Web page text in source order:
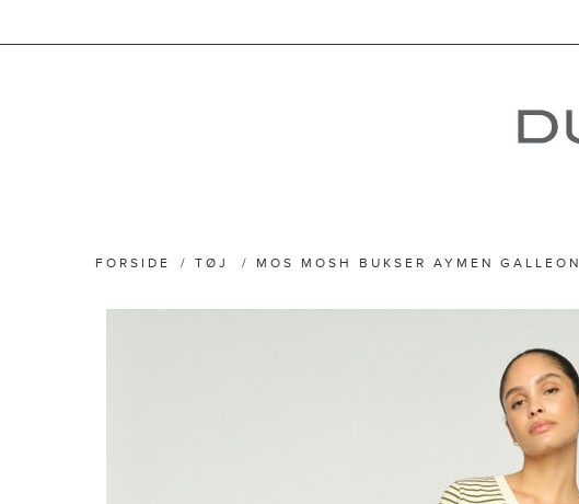
FORSIDE / TØJ / MOS MOSH BUKSER AYMEN GALLEON